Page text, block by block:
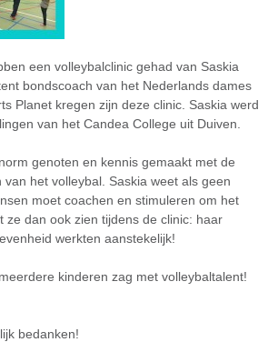
een volleybalclinic gehad van Saskia
bondscoach van het Nederlands dames
Planet kregen zijn deze clinic. Saskia werd
van het Candea College uit Duiven.
genoten en kennis gemaakt met de
het volleybal. Saskia weet als geen
moet coachen en stimuleren om het
ze dan ook zien tijdens de clinic: haar
werkten aanstekelijk!
kinderen zag met volleybaltalent!
bedanken!